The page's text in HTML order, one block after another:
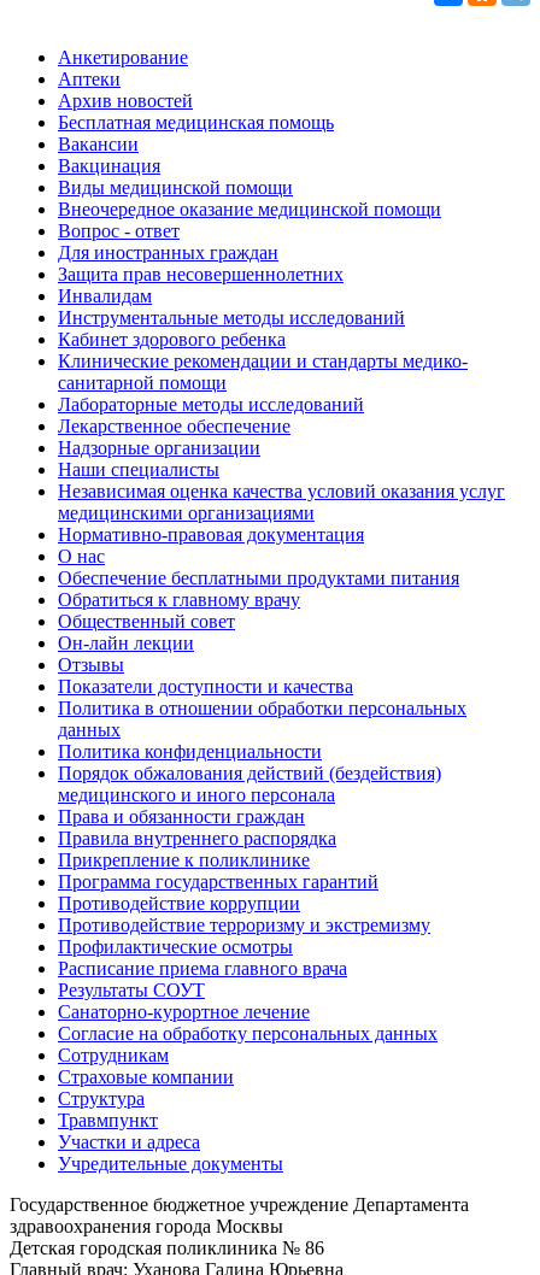
Анкетирование
Аптеки
Архив новостей
Бесплатная медицинская помощь
Вакансии
Вакцинация
Виды медицинской помощи
Внеочередное оказание медицинской помощи
Вопрос - ответ
Для иностранных граждан
Защита прав несовершеннолетних
Инвалидам
Инструментальные методы исследований
Кабинет здорового ребенка
Клинические рекомендации и стандарты медико-
санитарной помощи
Лабораторные методы исследований
Лекарственное обеспечение
Надзорные организации
Наши специалисты
Независимая оценка качества условий оказания услуг
медицинскими организациями
Нормативно-правовая документация
О нас
Обеспечение бесплатными продуктами питания
Обратиться к главному врачу
Общественный совет
Он-лайн лекции
Отзывы
Показатели доступности и качества
Политика в отношении обработки персональных
данных
Политика конфиденциальности
Порядок обжалования действий (бездействия)
медицинского и иного персонала
Права и обязанности граждан
Правила внутреннего распорядка
Прикрепление к поликлинике
Программа государственных гарантий
Противодействие коррупции
Противодействие терроризму и экстремизму
Профилактические осмотры
Расписание приема главного врача
Результаты СОУТ
Санаторно-курортное лечение
Согласие на обработку персональных данных
Сотрудникам
Страховые компании
Структура
Травмпункт
Участки и адреса
Учредительные документы
Государственное бюджетное учреждение Департамента
здравоохранения города Москвы
Детская городская поликлиника № 86
Главный врач: Уханова Галина Юрьевна